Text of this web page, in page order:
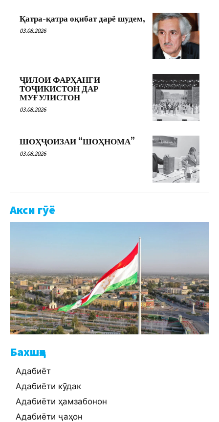
Қатра-қатра оқибат дарё шудем,
03.08.2026
ҶИЛОИ ФАРҲАНГИ
ТОҶИКИСТОН ДАР
МУҒУЛИСТОН
03.08.2026
ШОҲҶОИЗАИ “ШОҲНОМА”
03.08.2026
Акси гӯё
Бахшҳо
Адабиёт
Адабиёти кӯдак
Адабиёти ҳамзабонон
Адабиёти ҷаҳон